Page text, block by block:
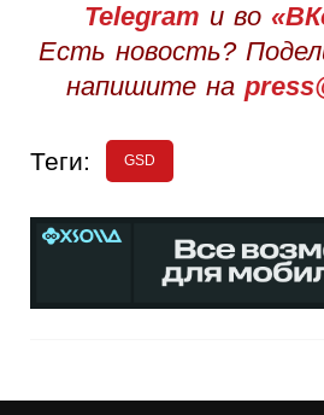
Telegram и во
Есть новость?
напишите на
Теги: GSD